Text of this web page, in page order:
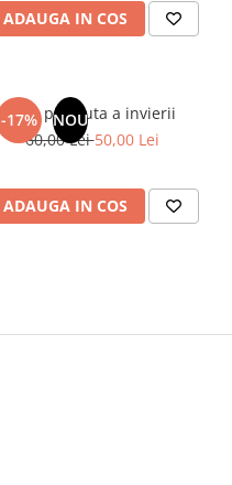
ADAUGA IN COS
-17% NOU
Arta pierduta a invierii
60,00 Lei50,00 Lei
ADAUGA IN COS